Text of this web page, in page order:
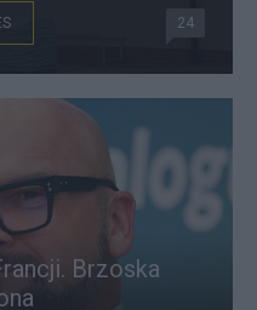
24
Brzoska